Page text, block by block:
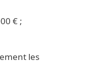
€ ;
les